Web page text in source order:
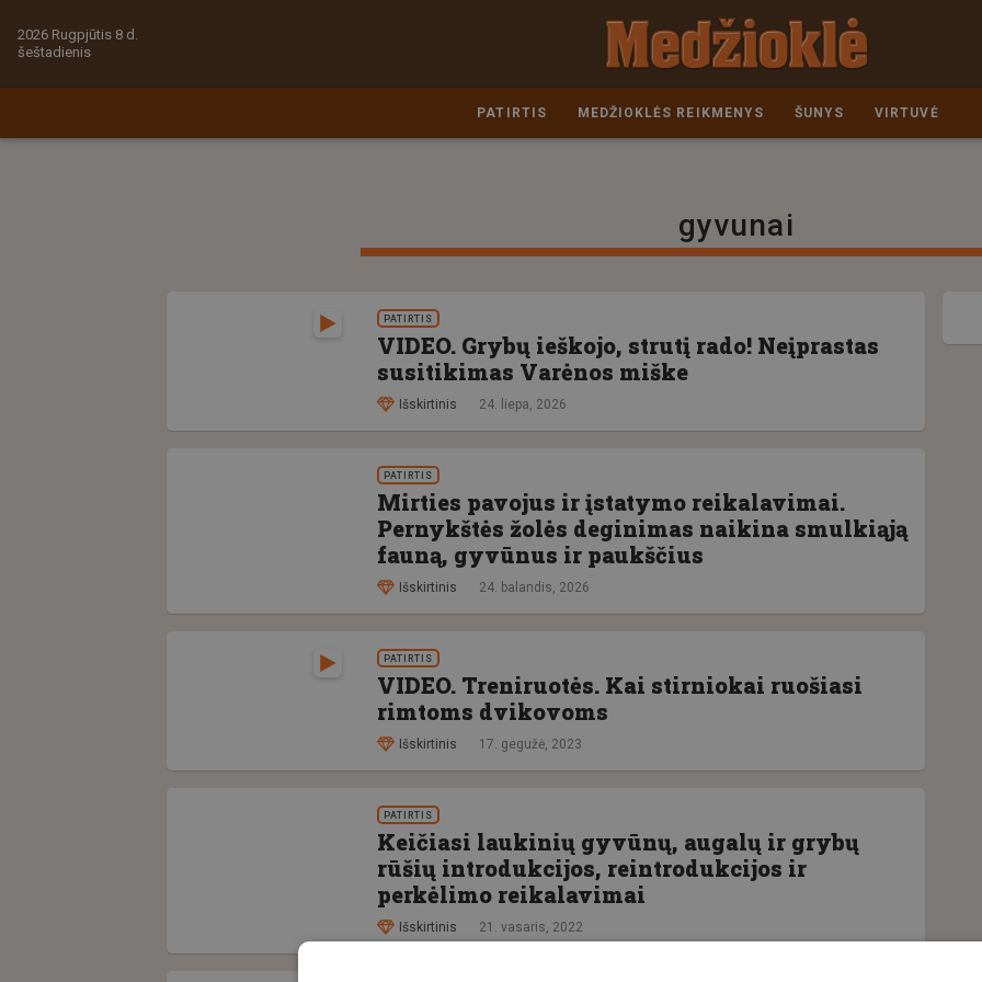
2026 Rugpjūtis 8 d.
šeštadienis
PATIRTIS MEDŽIOKLĖS REIKMENYS ŠUNYS VIRTUVĖ
gyvunai
PATIRTIS
VIDEO. Grybų ieškojo, strutį rado! Neįprastas
susitikimas Varėnos miške
Išskirtinis 24. liepa, 2026
PATIRTIS
Mirties pavojus ir įstatymo reikalavimai.
Pernykštės žolės deginimas naikina smulkiąją
fauną, gyvūnus ir paukščius
Išskirtinis 24. balandis, 2026
PATIRTIS
VIDEO. Treniruotės. Kai stirniokai ruošiasi
rimtoms dvikovoms
Išskirtinis 17. gegužė, 2023
PATIRTIS
Keičiasi laukinių gyvūnų, augalų ir grybų
rūšių introdukcijos, reintrodukcijos ir
perkėlimo reikalavimai
Išskirtinis 21. vasaris, 2022